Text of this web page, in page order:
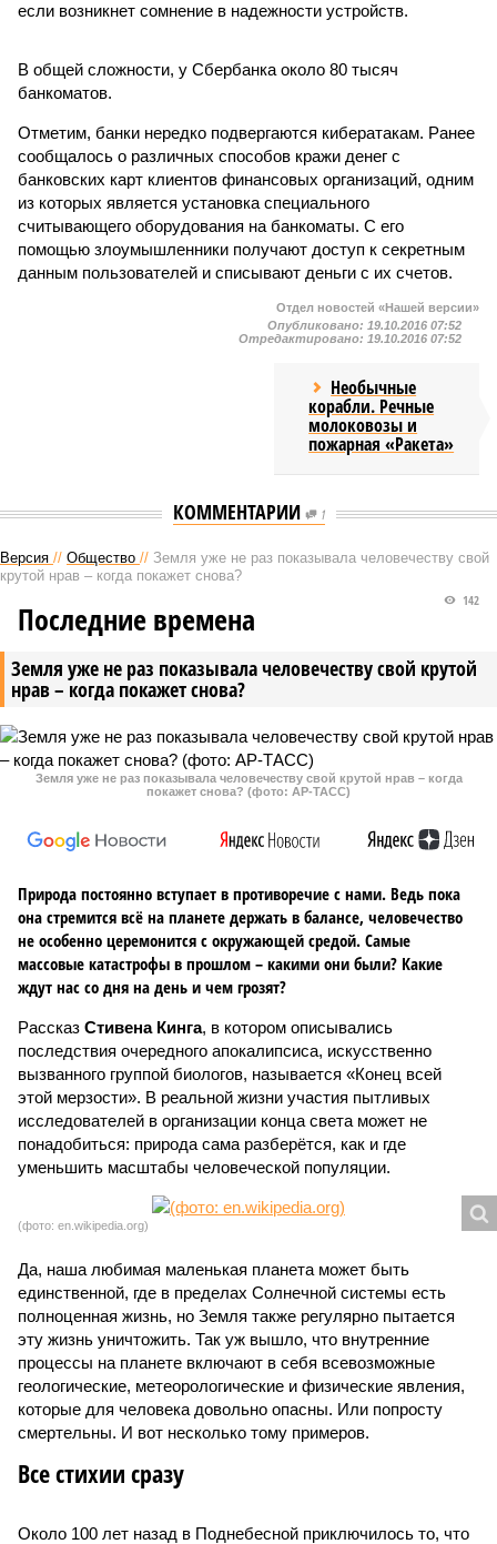
если возникнет сомнение в надежности устройств.
В общей сложности, у Сбербанка около 80 тысяч
банкоматов.
Отметим, банки нередко подвергаются кибератакам. Ранее
сообщалось о различных способов кражи денег с
банковских карт клиентов финансовых организаций, одним
из которых является установка специального
считывающего оборудования на банкоматы. С его
помощью злоумышленники получают доступ к секретным
данным пользователей и списывают деньги с их счетов.
Отдел новостей «Нашей версии»
Опубликовано: 19.10.2016 07:52
Отредактировано: 19.10.2016 07:52
Необычные
корабли. Речные
молоковозы и
пожарная «Ракета»
КОММЕНТАРИИ 1
Версия // Общество // Земля уже не раз показывала человечеству свой
крутой нрав – когда покажет снова?
Земля уже не раз показывала человечеству свой крутой
нрав – когда покажет снова?
142
Последние времена
Земля уже не раз показывала человечеству свой крутой нрав – когда
покажет снова? (фото: АР-ТАСС)
Природа постоянно вступает в противоречие с нами. Ведь пока
она стремится всё на планете держать в балансе, человечество
не особенно церемонится с окружающей средой. Самые
массовые катастрофы в прошлом – какими они были? Какие
ждут нас со дня на день и чем грозят?
Рассказ Стивена Кинга, в котором описывались
последствия очередного апокалипсиса, искусственно
вызванного группой биологов, называется «Конец всей
этой мерзости». В реальной жизни участия пытливых
исследователей в организации конца света может не
понадобиться: природа сама разберётся, как и где
уменьшить масштабы человеческой популяции.
(фото: en.wikipedia.org)
Да, наша любимая маленькая планета может быть
единственной, где в пределах Солнечной системы есть
полноценная жизнь, но Земля также регулярно пытается
эту жизнь уничтожить. Так уж вышло, что внутренние
процессы на планете включают в себя всевозможные
геологические, метеорологические и физические явления,
которые для человека довольно опасны. Или попросту
смертельны. И вот несколько тому примеров.
Все стихии сразу
Около 100 лет назад в Поднебесной приключилось то, что